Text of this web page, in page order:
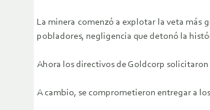
La minera comenzó a explotar la veta más
pobladores, negligencia que detonó la
Ahora los directivos de Goldcorp
A cambio, se comprometieron entregar a